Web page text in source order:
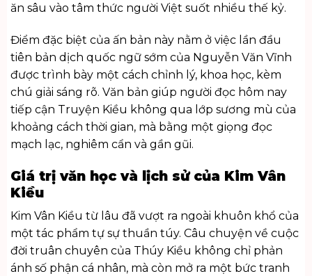
ăn sâu vào tâm thức người Việt suốt nhiều thế kỷ.
Điểm đặc biệt của ấn bản này nằm ở việc lần đầu
tiên bản dịch quốc ngữ sớm của Nguyễn Văn Vĩnh
được trình bày một cách chỉnh lý, khoa học, kèm
chú giải sáng rõ. Văn bản giúp người đọc hôm nay
tiếp cận Truyện Kiều không qua lớp sương mù của
khoảng cách thời gian, mà bằng một giọng đọc
mạch lạc, nghiêm cẩn và gần gũi.
Giá trị văn học và lịch sử của Kim Vân
Kiều
Kim Vân Kiều từ lâu đã vượt ra ngoài khuôn khổ của
một tác phẩm tự sự thuần túy. Câu chuyện về cuộc
đời truân chuyên của Thúy Kiều không chỉ phản
ánh số phận cá nhân, mà còn mở ra một bức tranh